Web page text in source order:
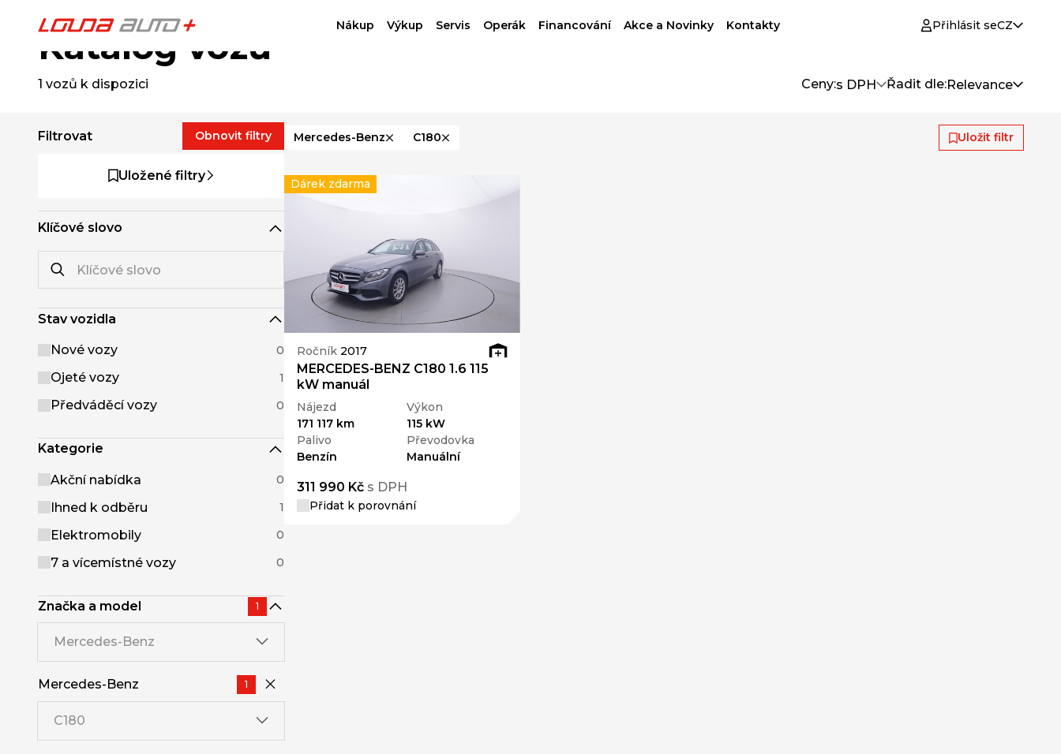
Nákup Výkup Servis Operák Financování Akce a Novinky Kontakty Přihlásit seCZ
Katalog vozů
1 vozů k dispozici Ceny:s DPH Řadit dle:Relevance
Filtrovat Obnovit filtry
Uložené filtry
Klíčové slovo
Stav vozidla
Nové vozy 0
Ojeté vozy 1
Předváděcí vozy 0
Kategorie
Akční nabídka 0
Ihned k odběru 1
Elektromobily 0
7 a vícemístné vozy 0
Značka a model 1
Mercedes-Benz
Mercedes-Benz 1
C180
Mercedes-Benz C180 Uložit filtr
Ročník 2017
MERCEDES-BENZ C180 1.6 115
kW manuál
Nájezd
171 117 km
Výkon
115 kW
Palivo
Benzín
Převodovka
Manuální
311 990 Kč s DPH
Přidat k porovnání
Dárek zdarma